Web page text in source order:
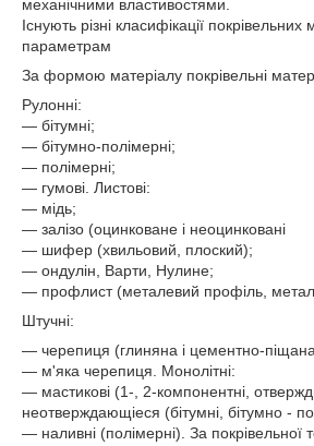
механічними властивостями.
Існують різні класифікації покрівельних
параметрам
За формою матеріалу покрівельні
Рулонні:
— бітумні;
— бітумно-полімерні;
— полімерні;
— гумові. Листові:
— мідь;
— залізо (оцинковане і неоцинковані
— шифер (хвильовий, плоский);
— ондулін, Варти, Нулине;
— профлист (металевий профіль,
Штучні:
— черепиця (глиняна і цементно-
— м'яка черепиця. Монолітні:
— мастикові (1-, 2-компонентні,
неотверждающіеся (бітумні, бітумно -
— наливні (полімерні). За покрівельної